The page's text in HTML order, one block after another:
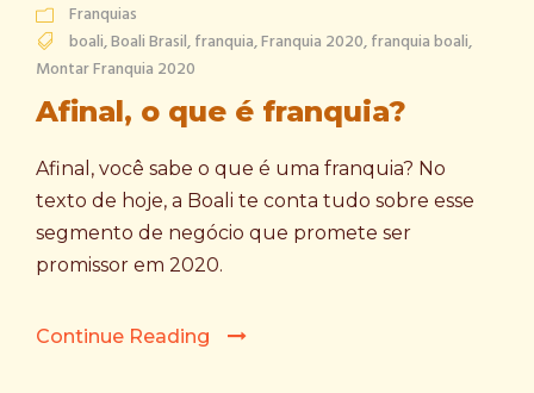
Franquias
boali,Boali Brasil,franquia,Franquia 2020,franquia boali,
Montar Franquia 2020
Afinal, o que é franquia?
Afinal, você sabe o que é uma franquia? No
texto de hoje, a Boali te conta tudo sobre esse
segmento de negócio que promete ser
promissor em 2020.
Continue Reading